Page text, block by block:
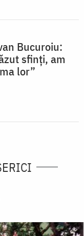
Bucuroiu:
sfinți, am
lor”